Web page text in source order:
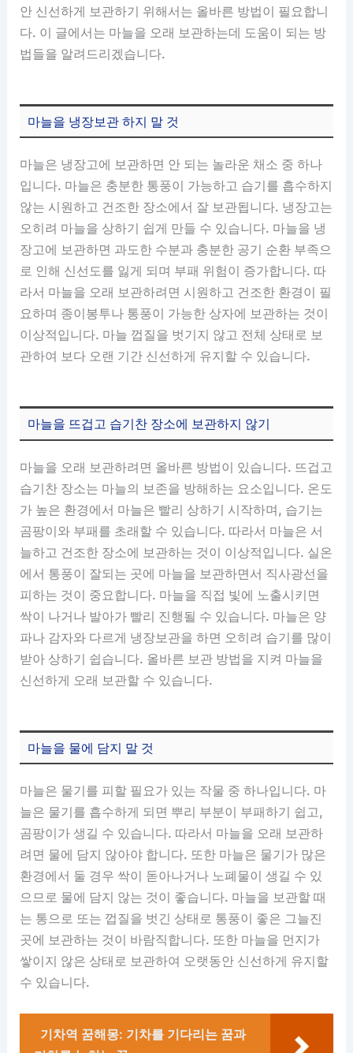
안 신선하게 보관하기 위해서는 올바른 방법이 필요합니
다. 이 글에서는 마늘을 오래 보관하는데 도움이 되는 방
법들을 알려드리겠습니다.
마늘을 냉장보관 하지 말 것
마늘은 냉장고에 보관하면 안 되는 놀라운 채소 중 하나
입니다. 마늘은 충분한 통풍이 가능하고 습기를 흡수하지
않는 시원하고 건조한 장소에서 잘 보관됩니다. 냉장고는
오히려 마늘을 상하기 쉽게 만들 수 있습니다. 마늘을 냉
장고에 보관하면 과도한 수분과 충분한 공기 순환 부족으
로 인해 신선도를 잃게 되며 부패 위험이 증가합니다. 따
라서 마늘을 오래 보관하려면 시원하고 건조한 환경이 필
요하며 종이봉투나 통풍이 가능한 상자에 보관하는 것이
이상적입니다. 마늘 껍질을 벗기지 않고 전체 상태로 보
관하여 보다 오랜 기간 신선하게 유지할 수 있습니다.
마늘을 뜨겁고 습기찬 장소에 보관하지 않기
마늘을 오래 보관하려면 올바른 방법이 있습니다. 뜨겁고
습기찬 장소는 마늘의 보존을 방해하는 요소입니다. 온도
가 높은 환경에서 마늘은 빨리 상하기 시작하며, 습기는
곰팡이와 부패를 초래할 수 있습니다. 따라서 마늘은 서
늘하고 건조한 장소에 보관하는 것이 이상적입니다. 실온
에서 통풍이 잘되는 곳에 마늘을 보관하면서 직사광선을
피하는 것이 중요합니다. 마늘을 직접 빛에 노출시키면
싹이 나거나 발아가 빨리 진행될 수 있습니다. 마늘은 양
파나 감자와 다르게 냉장보관을 하면 오히려 습기를 많이
받아 상하기 쉽습니다. 올바른 보관 방법을 지켜 마늘을
신선하게 오래 보관할 수 있습니다.
마늘을 물에 담지 말 것
마늘은 물기를 피할 필요가 있는 작물 중 하나입니다. 마
늘은 물기를 흡수하게 되면 뿌리 부분이 부패하기 쉽고,
곰팡이가 생길 수 있습니다. 따라서 마늘을 오래 보관하
려면 물에 담지 않아야 합니다. 또한 마늘은 물기가 많은
환경에서 둘 경우 싹이 돋아나거나 노폐물이 생길 수 있
으므로 물에 담지 않는 것이 좋습니다. 마늘을 보관할 때
는 통으로 또는 껍질을 벗긴 상태로 통풍이 좋은 그늘진
곳에 보관하는 것이 바람직합니다. 또한 마늘을 먼지가
쌓이지 않은 상태로 보관하여 오랫동안 신선하게 유지할
수 있습니다.
기차역 꿈해몽: 기차를 기다리는 꿈과